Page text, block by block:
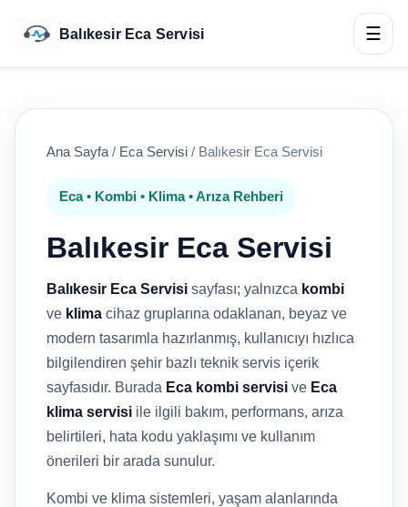
Balıkesir Eca Servisi ☰
Ana Sayfa / Eca Servisi / Balıkesir Eca Servisi
Eca • Kombi • Klima • Arıza Rehberi
Balıkesir Eca Servisi
Balıkesir Eca Servisi sayfası; yalnızca kombi
ve klima cihaz gruplarına odaklanan, beyaz ve
modern tasarımla hazırlanmış, kullanıcıyı hızlıca
bilgilendiren şehir bazlı teknik servis içerik
sayfasıdır. Burada Eca kombi servisi ve Eca
klima servisi ile ilgili bakım, performans, arıza
belirtileri, hata kodu yaklaşımı ve kullanım
önerileri bir arada sunulur.
Kombi ve klima sistemleri, yaşam alanlarında